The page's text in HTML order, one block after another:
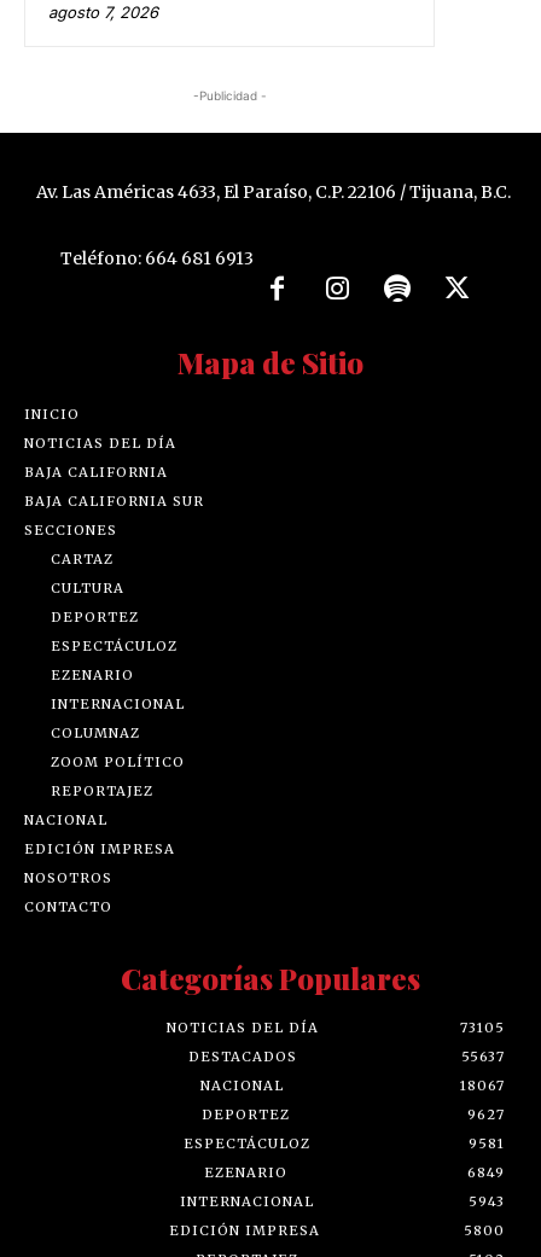
agosto 7, 2026
-Publicidad -
Av. Las Américas 4633, El Paraíso, C.P. 22106 / Tijuana, B.C.
Teléfono: 664 681 6913
Mapa de Sitio
INICIO
NOTICIAS DEL DÍA
BAJA CALIFORNIA
BAJA CALIFORNIA SUR
SECCIONES
CARTAZ
CULTURA
DEPORTEZ
ESPECTÁCULOZ
EZENARIO
INTERNACIONAL
COLUMNAZ
ZOOM POLÍTICO
REPORTAJEZ
NACIONAL
EDICIÓN IMPRESA
NOSOTROS
CONTACTO
Categorías Populares
NOTICIAS DEL DÍA
73105
DESTACADOS
55637
NACIONAL
18067
DEPORTEZ
9627
ESPECTÁCULOZ
9581
EZENARIO
6849
INTERNACIONAL
5943
EDICIÓN IMPRESA
5800